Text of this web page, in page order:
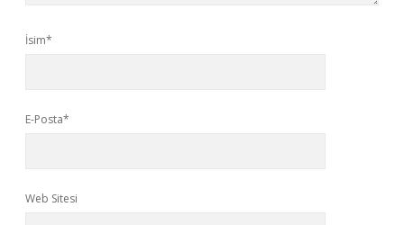
İsim*
E-Posta*
Web Sitesi